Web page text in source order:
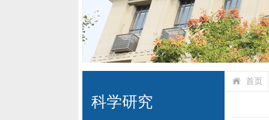
科学研究
首页